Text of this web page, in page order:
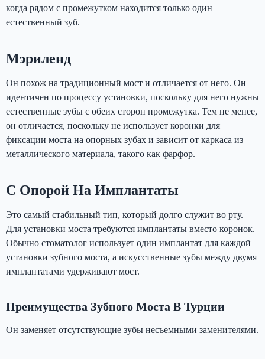
когда рядом с промежутком находится только один
естественный зуб.
Мэриленд
Он похож на традиционный мост и отличается от него. Он
идентичен по процессу установки, поскольку для него нужны
естественные зубы с обеих сторон промежутка. Тем не менее,
он отличается, поскольку не использует коронки для
фиксации моста на опорных зубах и зависит от каркаса из
металлического материала, такого как фарфор.
С Опорой На Имплантаты
Это самый стабильный тип, который долго служит во рту.
Для установки моста требуются имплантаты вместо коронок.
Обычно стоматолог использует один имплантат для каждой
установки зубного моста, а искусственные зубы между двумя
имплантатами удерживают мост.
Преимущества Зубного Моста В Турции
Он заменяет отсутствующие зубы несъемными заменителями.